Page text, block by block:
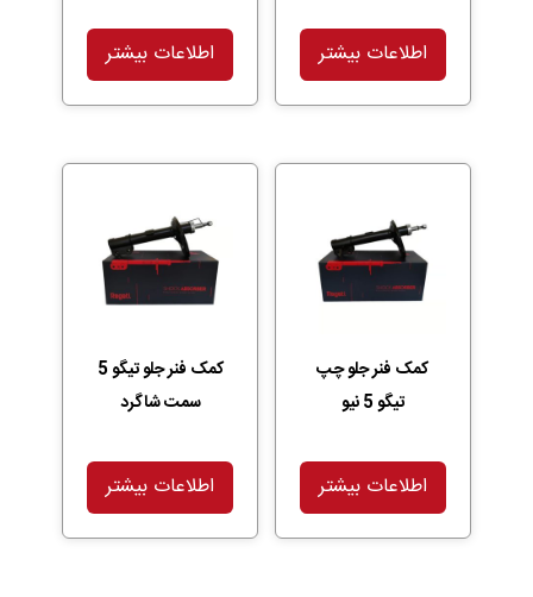
اطلاعات بیشتر اطلاعات بیشتر
کمک فنر جلو چپ
تیگو 5 نیو
اطلاعات بیشتر
کمک فنر جلو تیگو 5
سمت شاگرد
اطلاعات بیشتر